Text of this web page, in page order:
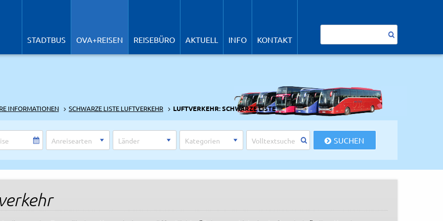
STADTBUS OVA+REISEN REISEBÜRO AKTUELL INFO KONTAKT
INFORMATIONEN SCHWARZE LISTE LUFTVERKEHR LUFTVERKEHR: SCHWARZE LISTE
SUCHEN